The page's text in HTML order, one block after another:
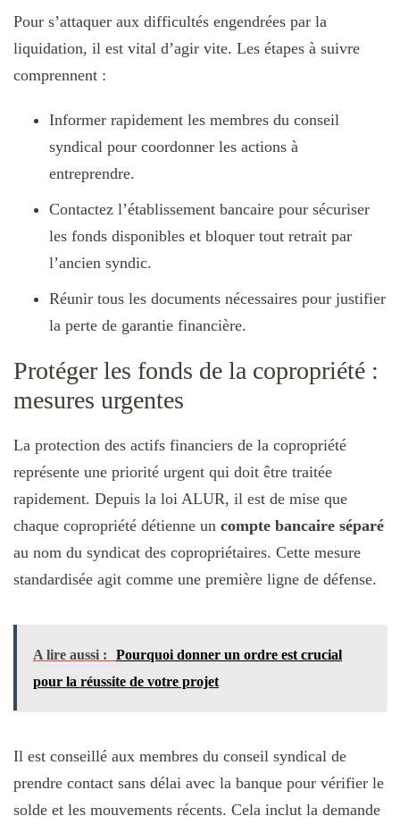
Pour s’attaquer aux difficultés engendrées par la
liquidation, il est vital d’agir vite. Les étapes à suivre
comprennent :
Informer rapidement les membres du conseil
syndical pour coordonner les actions à
entreprendre.
Contactez l’établissement bancaire pour sécuriser
les fonds disponibles et bloquer tout retrait par
l’ancien syndic.
Réunir tous les documents nécessaires pour justifier
la perte de garantie financière.
Protéger les fonds de la copropriété :
mesures urgentes
La protection des actifs financiers de la copropriété
représente une priorité urgent qui doit être traitée
rapidement. Depuis la loi ALUR, il est de mise que
chaque copropriété détienne un compte bancaire séparé
au nom du syndicat des copropriétaires. Cette mesure
standardisée agit comme une première ligne de défense.
A lire aussi :
Pourquoi donner un ordre est crucial
pour la réussite de votre projet
Il est conseillé aux membres du conseil syndical de
prendre contact sans délai avec la banque pour vérifier le
solde et les mouvements récents. Cela inclut la demande